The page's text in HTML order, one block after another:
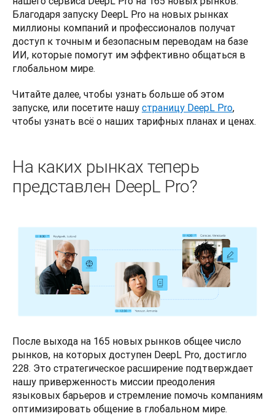
Благодаря запуску DeepL Pro на новых рынках
миллионы компаний и профессионалов получат
доступ к точным и безопасным переводам на базе
ИИ, которые помогут им эффективно общаться в
глобальном мире.
Читайте далее, чтобы узнать больше об этом
запуске, или посетите нашу страницу DeepL Pro,
чтобы узнать всё о наших тарифных планах и ценах.
На каких рынках теперь
представлен DeepL Pro?
После выхода на 165 новых рынков общее число
рынков, на которых доступен DeepL Pro, достигло
228. Это стратегическое расширение подтверждает
нашу приверженность миссии преодоления
языковых барьеров и стремление помочь компаниям
оптимизировать общение в глобальном мире.